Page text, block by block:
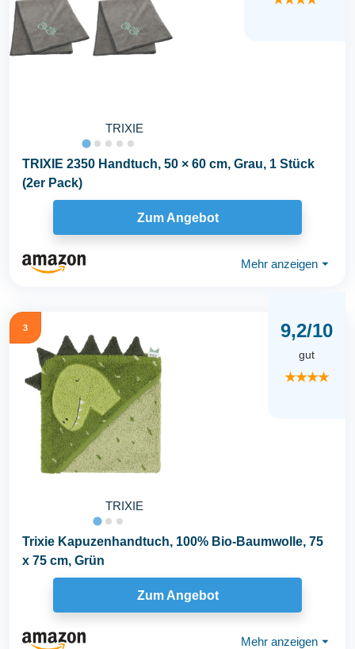
TRIXIE
TRIXIE 2350 Handtuch, 50 × 60 cm, Grau, 1 Stück
(2er Pack)
Zum Angebot
Mehr anzeigen ⏷
3
TRIXIE
9,2/10
gut
★★★★
Trixie Kapuzenhandtuch, 100% Bio-Baumwolle, 75
x 75 cm, Grün
Zum Angebot
Mehr anzeigen ⏷